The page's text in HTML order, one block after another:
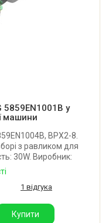
у
машини
BPX2-8.
з равликом для
30W. Виробник:
(Китай).
1 відгука
Купити